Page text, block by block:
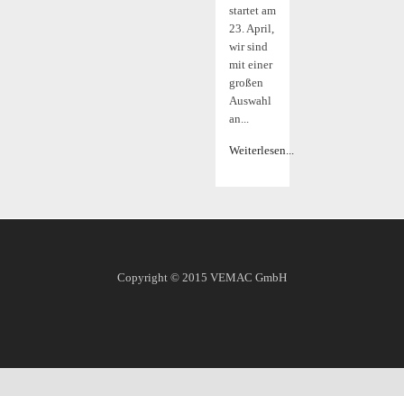
startet am
23. April,
wir sind
mit einer
großen
Auswahl
an...
Weiterlesen...
Copyright © 2015 VEMAC GmbH